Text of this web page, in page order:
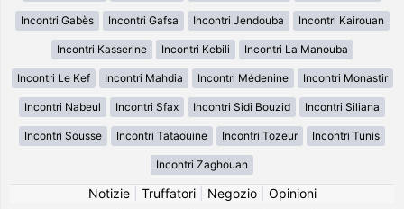
Incontri Gabès Incontri Gafsa Incontri Jendouba Incontri Kairouan
Incontri Kasserine Incontri Kebili Incontri La Manouba
Incontri Le Kef Incontri Mahdia Incontri Médenine Incontri Monastir
Incontri Nabeul Incontri Sfax Incontri Sidi Bouzid Incontri Siliana
Incontri Sousse Incontri Tataouine Incontri Tozeur Incontri Tunis
Incontri Zaghouan
Notizie| Truffatori| Negozio| Opinioni